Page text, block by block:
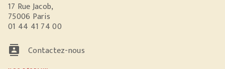
17 Rue Jacob,
75006 Paris
01 44 41 74 00
contacts Contactez-nous